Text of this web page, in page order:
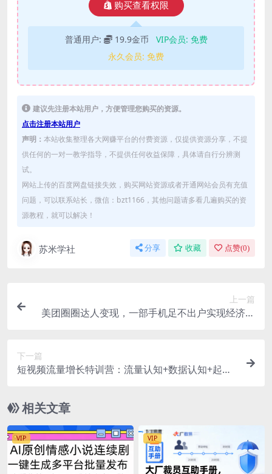
购买查看权限
普通用户: 19.9金币 VIP会员: 免费
永久会员: 免费
建议先注册本站用户，方便管理您购买的资源。
点击注册本站用户
声明： 本站收集整理各大网赚平台的付费资源，仅提供资源分享，不提
供任何的一对一教学指导，不提供任何收益保障，具体请自行分辨测
试。
网站上传的百度网盘链接失效，购买网站资源或者开通网站会员有充值
问题，可以联系站长，微信：bzt1166，其他问题请多看几遍购买的资
源教程，就可以解决！
苏米学社 分享 收藏 点赞(0)
上一篇
美团圈圈达人变现，一部手机足不出户实现经济自
下一篇
短视频流量增长特训营：流量认知+数据认知+起号
相关文章
VIP VIP